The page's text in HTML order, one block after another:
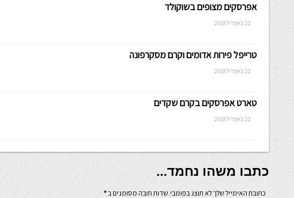
אפרסקים מצופים בשוקולד
22 באפריל 2018
טרייפל פירות אדומים וקרם מסקרפונה
22 באפריל 2018
טארט אפרסקים בקרם שקדים
22 באפריל 2018
כתבו משהו נחמד...
כתובת האימייל שלך לא תוצג בפומבי.שדות חובה מסומנים ב*